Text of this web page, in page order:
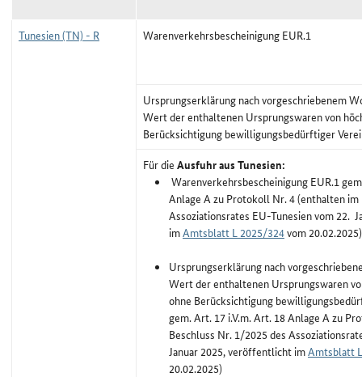
Tunesien (TN) - R Warenverkehrsbescheinigung EUR.1
Ursprungserklärung nach vorgeschriebenem
Wert der enthaltenen Ursprungswaren von
Berücksichtigung bewilligungsbedürftiger
Für die Ausfuhr aus Tunesien:
Warenverkehrsbescheinigung EUR.1
Anlage A zu Protokoll Nr. 4 (enthalten
Assoziationsrates EU-Tunesien vom 22.
imAmtsblatt L 2025/324vom 20.02.2025)
Ursprungserklärung nach
Wert der enthaltenen Ursprungswaren
ohne Berücksichtigung
gem. Art. 17 i.V.m. Art. 18 Anlage A zu
Beschluss Nr. 1/2025 des
Januar 2025, veröffentlicht imAmtsblatt
20.02.2025)